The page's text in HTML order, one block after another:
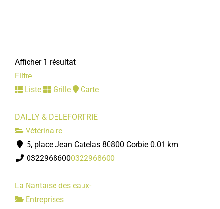
Afficher 1 résultat
Filtre
Liste
Grille Carte
DAILLY & DELEFORTRIE
Vétérinaire
5, place Jean Catelas 80800 Corbie 0.01 km
03229686000322968600
La Nantaise des eaux-
Entreprises